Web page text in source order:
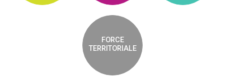
FORCE
TERRITORIALE